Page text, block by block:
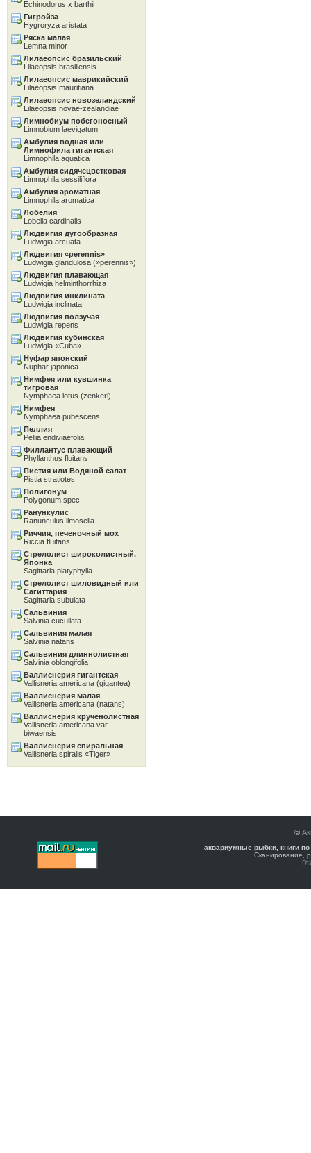
Echinodorus x barthii
Гигройза
Hygroryza aristata
Ряска малая
Lemna minor
Лилаеопсис бразильский
Lilaeopsis brasiliensis
Лилаеопсис маврикийский
Lilaeopsis mauritiana
Лилаеопсис новозеландский
Lilaeopsis novae-zealandiae
Лимнобиум побегоносный
Limnobium laevigatum
Амбулия водная или
Лимнофила гигантская
Limnophila aquatica
Амбулия сидячецветковая
Limnophila sessiliflora
Амбулия ароматная
Limnophila aromatica
Лобелия
Lobelia cardinalis
Людвигия дугообразная
Ludwigia arcuata
Людвигия «perennis»
Ludwigia glandulosa (»perennis»)
Людвигия плавающая
Ludwigia helminthorrhiza
Людвигия инклината
Ludwigia inclinata
Людвигия ползучая
Ludwigia repens
Людвигия кубинская
Ludwigia «Cuba»
Нуфар японский
Nuphar japonica
Нимфея или кувшинка
тигровая
Nymphaea lotus (zenkeri)
Нимфея
Nymphaea pubescens
Пеллия
Pellia endiviaefolia
Филлантус плавающий
Phyllanthus fluitans
Пистия или Водяной салат
Pistia stratiotes
Полигонум
Polygonum spec.
Ранункулис
Ranunculus limosella
Риччия, печеночный мох
Riccia fluitans
Стрелолист широколистный.
Японка
Sagittaria platyphylla
Стрелолист шиловидный или
Сагиттария
Sagittaria subulata
Сальвиния
Salvinia cucullata
Сальвиния малая
Salvinia natans
Сальвиния длиннолистная
Salvinia oblongifolia
Валлиснерия гигантская
Vallisneria americana (gigantea)
Валлиснерия малая
Vallisneria americana (natans)
Валлиснерия крученолистная
Vallisneria americana var.
biwaensis
Валлиснерия спиральная
Vallisneria spiralis «Tiger»
©
аквариумные рыбки, книги
Сканирование,